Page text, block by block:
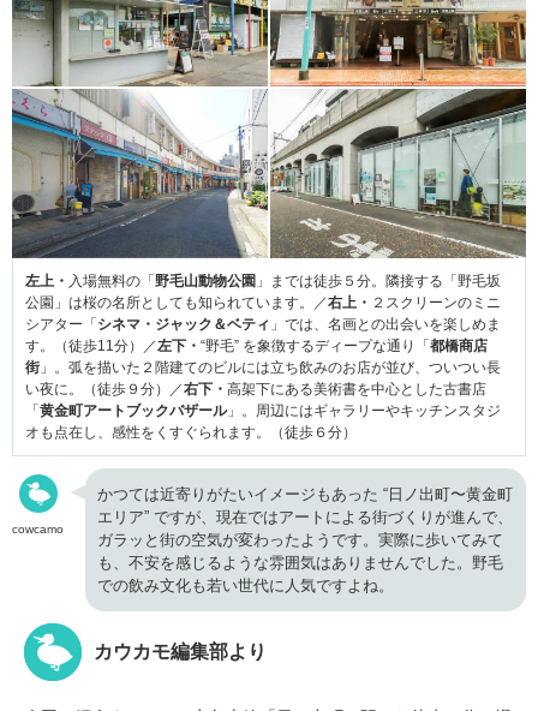
左上・ 入場無料の「 野毛山動物公園 」までは徒歩５分。隣接する「野毛坂
公園」は桜の名所としても知られています。／右上・ ２スクリーンのミニ
シアター「 シネマ・ジャック＆ベティ 」では、名画との出会いを楽しめま
す。（徒歩11分）／左下・ “野毛” を象徴するディープな通り「 都橋商店
街 」。弧を描いた２階建てのビルには立ち飲みのお店が並び、ついつい長
い夜に。（徒歩９分）／右下・ 高架下にある美術書を中心とした古書店
「 黄金町アートブックバザール」。周辺にはギャラリーやキッチンスタジ
オも点在し、感性をくすぐられます。（徒歩６分）
cowcamo
かつては近寄りがたいイメージもあった “日ノ出町〜黄金町
エリア” ですが、現在ではアートによる街づくりが進んで、
ガラッと街の空気が変わったようです。実際に歩いてみて
も、不安を感じるような雰囲気はありませんでした。野毛
での飲み文化も若い世代に人気ですよね。
カウカモ編集部より